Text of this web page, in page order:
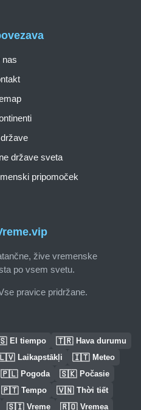
žive vremenske
po vsem svetu.
pravice pridržane.
nas
države sveta
pripomoček
El tiempo 🇹🇷 Hava durumu
Laikapstākļi 🇮🇹 Meteo
🇵🇱 Pogoda 🇸🇰 Počasie
🇵🇹 Tempo 🇻🇳 Thời tiết
🇸🇮 Vreme 🇷🇴 Vremea